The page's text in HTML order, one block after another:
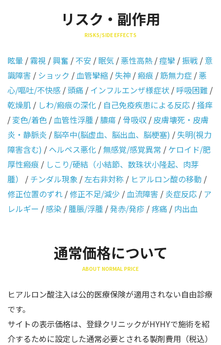
リスク・副作用
RISKS/SIDE EFFECTS
眩暈 /霧視 /興奮 / 不安 / 眠気 /悪性高熱 /痙攣 /振戦 / 意
識障害 / ショック /血管攣縮 /失神 /瘢痕 /筋無力症 /悪
心/嘔吐/不快感 /頭痛 / インフルエンザ様症状 / 呼吸困難 /
乾燥肌 / しわ/瘢痕の深化 / 自己免疫疾患による反応 /掻痒
/変色/着色 /血管性浮腫 /膿瘍 / 骨吸収 / 皮膚壊死・皮膚
炎・静脈炎 /脳卒中(脳虚血、脳出血、脳梗塞) /失明(視力
障害含む) / ヘルペス悪化 /無感覚/感覚異常 / ケロイド/肥
厚性瘢痕 / しこり/硬結（小結節、数珠状小隆起、肉芽
腫）
/ チンダル現象 /左右非対称 / ヒアルロン酸の移動 /
修正位置のずれ /修正不足/減少 /血流障害 / 炎症反応 / ア
レルギー /感染 /腫脹/浮腫 /発赤/発疹 /疼痛 / 内出血
通常価格について
ABOUT NORMAL PRICE
ヒアルロン酸注入は公的医療保険が適用されない自由診療
です。
サイトの表示価格は、登録クリニックがHYHYで施術を紹
介するために設定した通常必要とされる製剤費用（税込）